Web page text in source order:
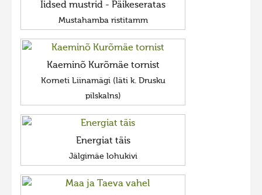
Iidsed mustrid - Päikeseratas
Mustahamba ristitamm
Kaeminõ Kurõmäe tornist
Korneti Liinamägi (läti k. Drusku
pilskalns)
Energiat täis
Jälgimäe lohukivi